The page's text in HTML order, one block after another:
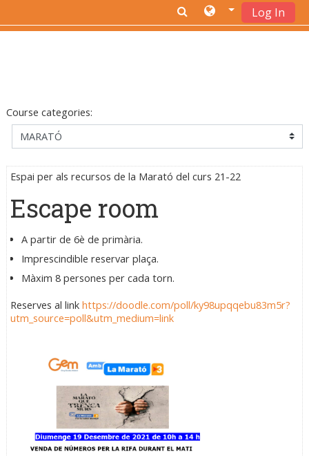
Log In
Course categories:
Espai per als recursos de la Marató del curs 21-22
Escape room
A partir de 6è de primària.
Imprescindible reservar plaça.
Màxim 8 persones per cada torn.
Reserves al linkhttps://doodle.com/poll/ky98upqqebu83m5r?
utm_source=poll&utm_medium=link